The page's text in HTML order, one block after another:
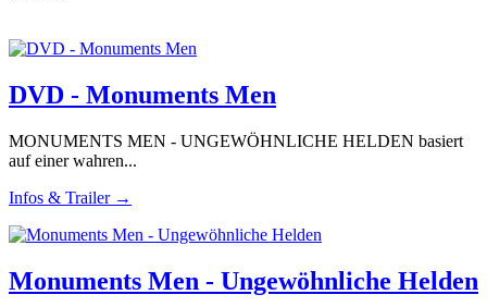
DVD - Monuments Men
MONUMENTS MEN - UNGEWÖHNLICHE HELDEN basiert
auf einer wahren...
Infos & Trailer →
Monuments Men - Ungewöhnliche Helden